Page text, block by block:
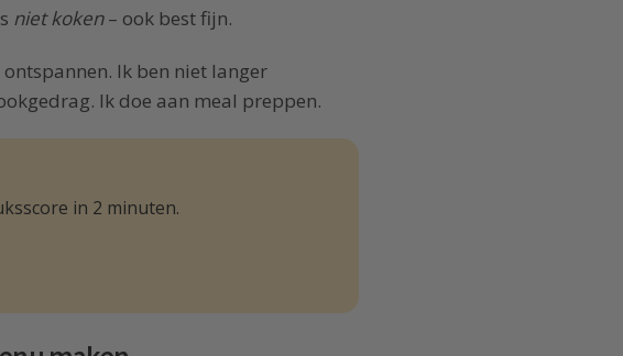
niet koken– ook best fijn.
Ik ben niet langer
Ik doe aan meal preppen.
in 2 minuten.